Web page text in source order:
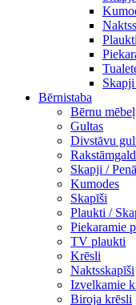
Plaukti
Bērnistaba
Bērnu
Gultas
Divstāvu
Skapji /
Kumodes
Skapīši
Plaukti /
Piekaramie
TV plaukti
Krēsli
Naktsskapīši
Izvelkamie
Biroja krēsli